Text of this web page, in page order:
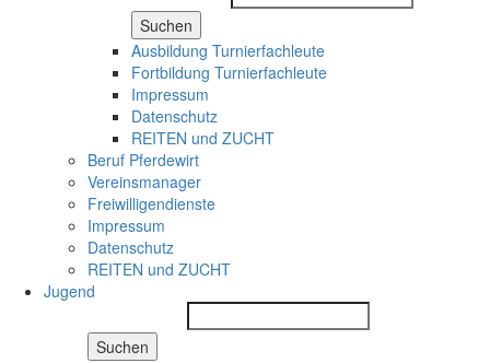
Suchen
Ausbildung Turnierfachleute
Fortbildung Turnierfachleute
Impressum
Datenschutz
REITEN und ZUCHT
Beruf Pferdewirt
Vereinsmanager
Freiwilligendienste
Impressum
Datenschutz
REITEN und ZUCHT
Jugend
Suchen